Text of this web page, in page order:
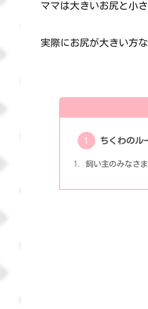
ママは大きいお尻と小
実際にお尻が大きい方
ちくわのル
飼い主のみなさ